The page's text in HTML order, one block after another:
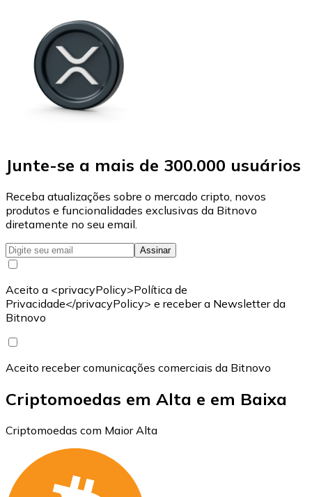
Junte-se a mais de 300.000 usuários
Receba atualizações sobre o mercado cripto, novos
produtos e funcionalidades exclusivas da Bitnovo
diretamente no seu email.
Assinar
Aceito a <privacyPolicy>Política de
Privacidade</privacyPolicy> e receber a Newsletter da
Bitnovo
Aceito receber comunicações comerciais da Bitnovo
Criptomoedas em Alta e em Baixa
Criptomoedas com Maior Alta